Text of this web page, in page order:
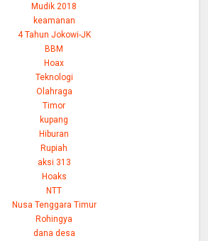
Mudik 2018
keamanan
4 Tahun Jokowi-JK
BBM
Hoax
Teknologi
Olahraga
Timor
kupang
Hiburan
Rupiah
aksi 313
Hoaks
NTT
Nusa Tenggara Timur
Rohingya
dana desa